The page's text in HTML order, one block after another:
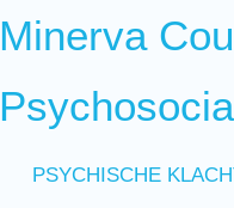
Minerva
PSYCHISCHE